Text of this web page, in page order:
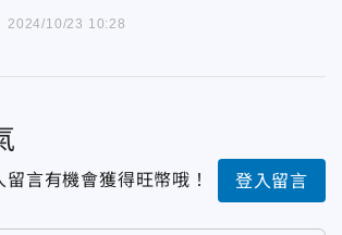
2024/10/23 10:28
留言有機會獲得旺幣哦！ 登入留言